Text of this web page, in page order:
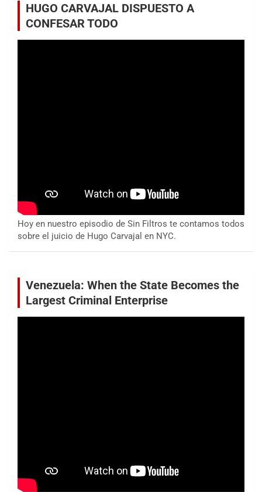
HUGO CARVAJAL DISPUESTO A
CONFESAR TODO
Hoy en nuestro episodio de Sin Filtros te contamos todos
sobre el juicio de Hugo Carvajal en NYC.
Venezuela: When the State Becomes the
Largest Criminal Enterprise